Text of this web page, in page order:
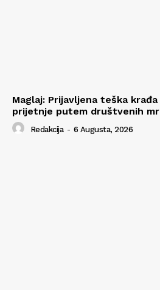
Maglaj: Prijavljena teška
prijetnje putem društvenih
Redakcija - 6 Augusta, 2026